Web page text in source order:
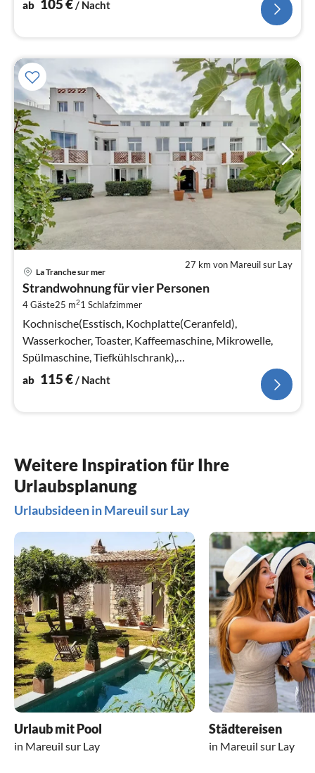
ab 105€/ Nacht
27 km von Mareuil sur Lay
La Tranche sur mer
Strandwohnung für vier Personen
4 Gäste25 m21 Schlafzimmer
Kochnische(Esstisch, Kochplatte(Ceranfeld),
Wasserkocher, Toaster, Kaffeemaschine, Mikrowelle,
Spülmaschine, Tiefkühlschrank),
Schlafzimmer(Doppelbett, TV, Sitzecke)
ab 115€/ Nacht
Weitere Inspiration für Ihre
Urlaubsplanung
Urlaubsideen in Mareuil sur Lay
Urlaub mit Pool
in Mareuil sur Lay
Städtereisen
in Mareuil sur Lay